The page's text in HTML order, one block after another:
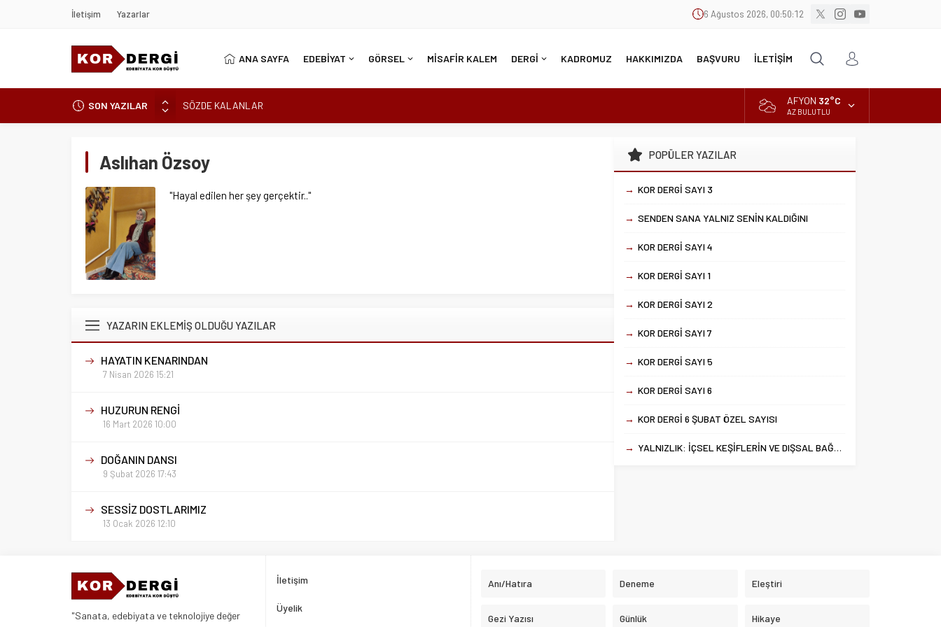
İletişim Yazarlar 6 Ağustos 2026, 00:50:12
ANA SAYFA EDEBİYAT GÖRSEL MİSAFİR KALEM DERGİ KADROMUZ HAKKIMIZDA BAŞVURU İLETİŞİM
SON YAZILAR
SÖZDE KALANLAR
LEYLA, AŞKIN ÖZNESİDİR
BAHÇEDEKİ YABANCI
AFYON 32°C
AZ BULUTLU
Aslıhan Özsoy
"Hayal edilen her şey gerçektir.."
YAZARIN EKLEMİŞ OLDUĞU YAZILAR
HAYATIN KENARINDAN
7 Nisan 2026 15:21
HUZURUN RENGİ
16 Mart 2026 10:00
DOĞANIN DANSI
9 Şubat 2026 17:43
SESSİZ DOSTLARIMIZ
13 Ocak 2026 12:10
POPÜLER YAZILAR
→ KOR DERGİ SAYI 3
→ SENDEN SANA YALNIZ SENİN KALDIĞINI
→ KOR DERGİ SAYI 4
→ KOR DERGİ SAYI 1
→ KOR DERGİ SAYI 2
→ KOR DERGİ SAYI 7
→ KOR DERGİ SAYI 5
→ KOR DERGİ SAYI 6
→ KOR DERGİ 6 ŞUBAT ÖZEL SAYISI
→ YALNIZLIK: İÇSEL KEŞİFLERİN VE DIŞSAL BAĞLARIN DENGESİ
"Sanata, edebiyata ve teknolojiye değer
İletişim
Üyelik
Anı/Hatıra Deneme Eleştiri
Gezi Yazısı Günlük Hikaye